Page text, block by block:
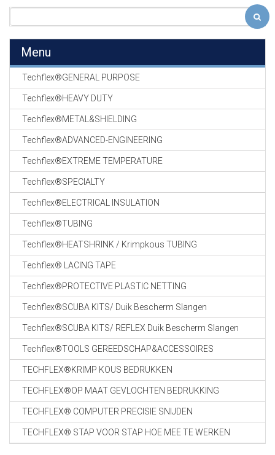
Menu
Techflex®GENERAL PURPOSE
Techflex®HEAVY DUTY
Techflex®METAL&SHIELDING
Techflex®ADVANCED-ENGINEERING
Techflex®EXTREME TEMPERATURE
Techflex®SPECIALTY
Techflex®ELECTRICAL INSULATION
Techflex®TUBING
Techflex®HEATSHRINK / Krimpkous TUBING
Techflex® LACING TAPE
Techflex®PROTECTIVE PLASTIC NETTING
Techflex®SCUBA KITS/ Duik Bescherm Slangen
Techflex®SCUBA KITS/ REFLEX Duik Bescherm Slangen
Techflex®TOOLS GEREEDSCHAP&ACCESSOIRES
TECHFLEX®KRIMP KOUS BEDRUKKEN
TECHFLEX®OP MAAT GEVLOCHTEN BEDRUKKING
TECHFLEX® COMPUTER PRECISIE SNIJDEN
TECHFLEX® STAP VOOR STAP HOE MEE TE WERKEN